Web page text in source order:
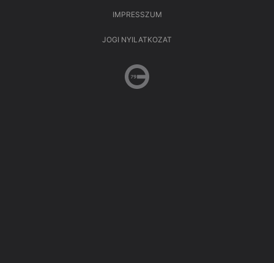
IMPRESSZUM
JOGI NYILATKOZAT